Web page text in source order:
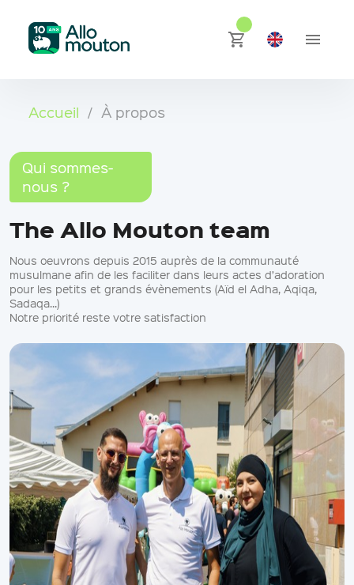
Accueil / À propos
Qui sommes-
nous ?
The Allo Mouton team
Nous oeuvrons depuis 2015 auprès de la communauté
musulmane afin de les faciliter dans leurs actes d’adoration
pour les petits et grands évènements (Aïd el Adha, Aqiqa,
Sadaqa...)
Notre priorité reste votre satisfaction